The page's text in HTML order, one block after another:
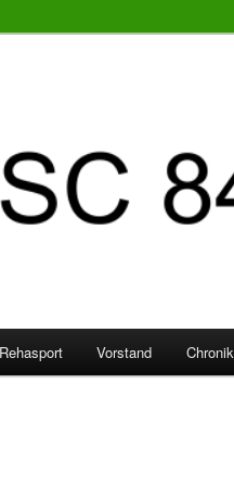
Rehasport Vorstand Chronik